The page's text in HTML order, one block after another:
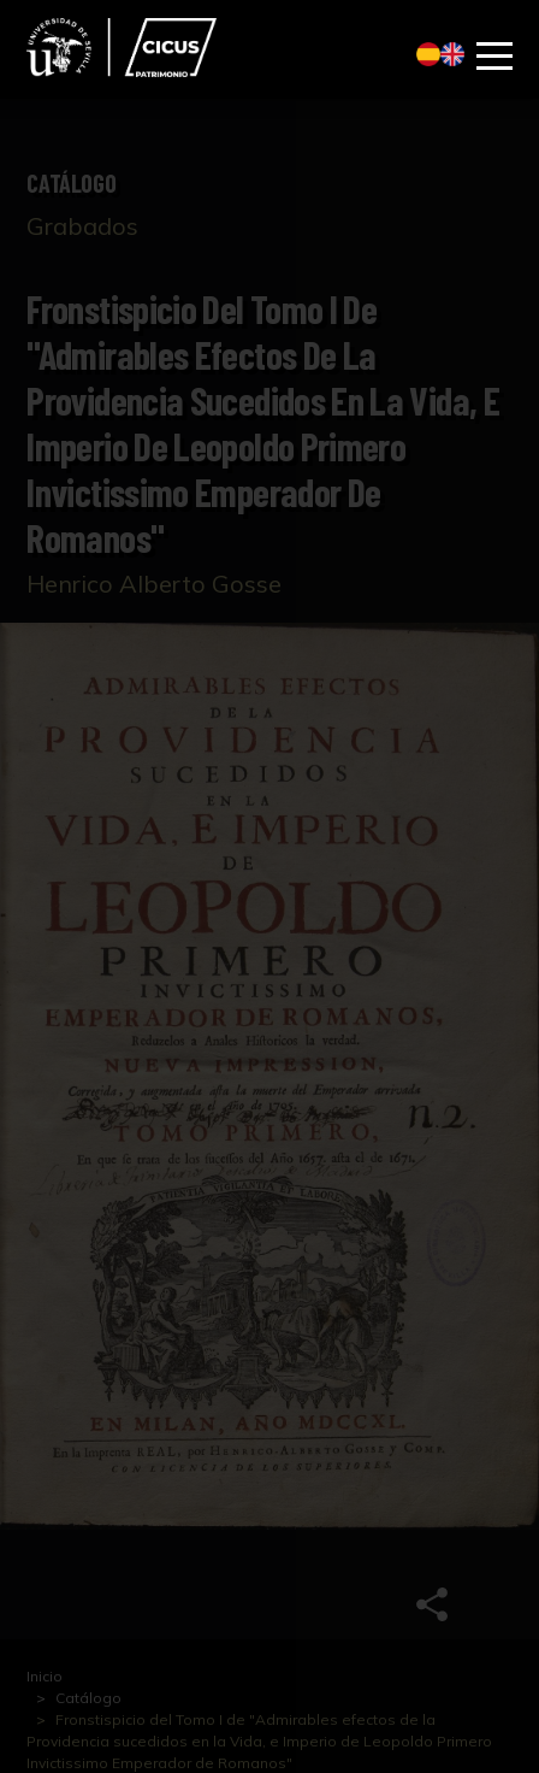
CATÁLOGO
Grabados
Fronstispicio Del Tomo I De
"Admirables Efectos De La
Providencia Sucedidos En La Vida, E
Imperio De Leopoldo Primero
Invictissimo Emperador De
Romanos"
Henrico Alberto Gosse
Inicio
Catálogo
Fronstispicio del Tomo I de "Admirables efectos de la
Providencia sucedidos en la Vida, e Imperio de Leopoldo Primero
Invictissimo Emperador de Romanos"